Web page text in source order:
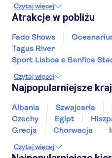
Czytaj więcej
Atrakcje w pobliżu
Fado Shows
Tagus River
Sport Lisboa e Benfica
Peneda-Geres National
Douro
Ria Formosa
Pałac Narodowy Sintra
Koncert fado w Porto
Czytaj więcej
Najpopularniejsze
Albania Szwajcaria
Czechy
Egipt
Grecja
Chorwacja
Tajlandia
Tunezja
Czytaj więcej